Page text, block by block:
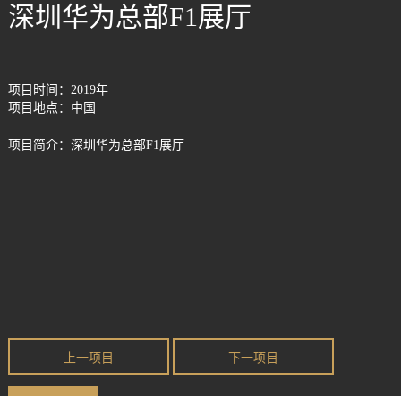
深圳华为总部F1展厅
项目时间： 2019年
项目地点： 中国
项目简介： 深圳华为总部F1展厅
上一项目 下一项目